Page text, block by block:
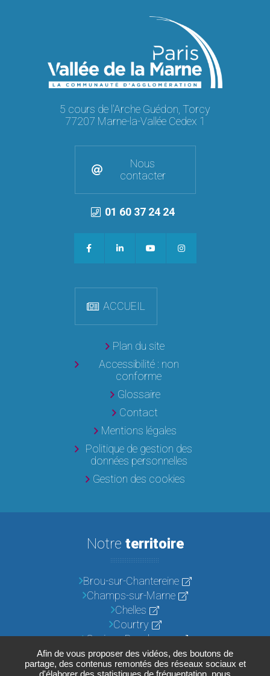
Afin de vous proposer des vidéos, des boutons de
partage, des contenus remontés des réseaux sociaux et
d'élaborer des statistiques de fréquentation, nous
5 cours de l'Arche Guédon, Torcy
77207 Marne-la-Vallée Cedex 1
Nous
contacter
01 60 37 24 24
ACCUEIL
Plan du site
Accessibilité : non
conforme
Glossaire
Contact
Mentions légales
Politique de gestion des
données personnelles
Gestion des cookies
Notre territoire
Brou-sur-Chantereine
Champs-sur-Marne
Chelles
Courtry
Croissy-Beaubourg
Emerainville
Lognes